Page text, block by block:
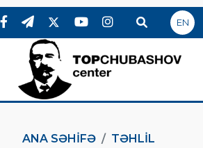
EN
ANA SƏHIFƏ
TƏHLİL